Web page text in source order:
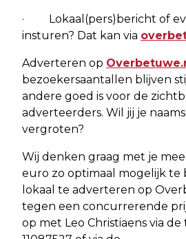
· Lokaal(pers)bericht of
insturen? Dat kan via
Adverteren op
bezoekersaantallen blijven
andere goed is voor de
adverteerders. Wil jij je
vergroten?
Wij denken graag met je
euro zo optimaal mogelijk te
lokaal te adverteren op
tegen een concurrerende
op met Leo Christiaens via